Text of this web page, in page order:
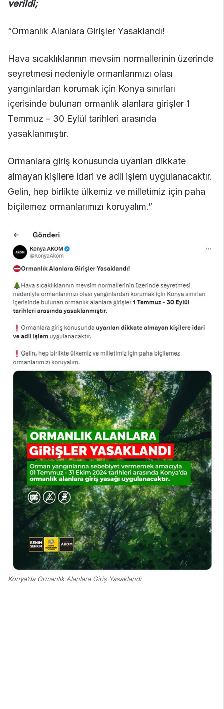
verildi;
“Ormanlık Alanlara Girişler Yasaklandı!
Hava sıcaklıklarının mevsim normallerinin üzerinde
seyretmesi nedeniyle ormanlarımızı olası
yangınlardan korumak için Konya sınırları
içerisinde bulunan ormanlık alanlara girişler 1
Temmuz – 30 Eylül tarihleri arasında
yasaklanmıştır.
Ormanlara giriş konusunda uyarıları dikkate
almayan kişilere idari ve adli işlem uygulanacaktır.
Gelin, hep birlikte ülkemiz ve milletimiz için paha
biçilemez ormanlarımızı koruyalım.”
Konya’da Ormanlık Alanlara Giriş Yasaklandı